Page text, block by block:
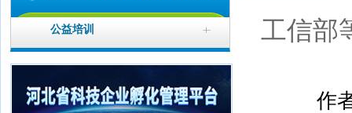
公益培训 工信部
作